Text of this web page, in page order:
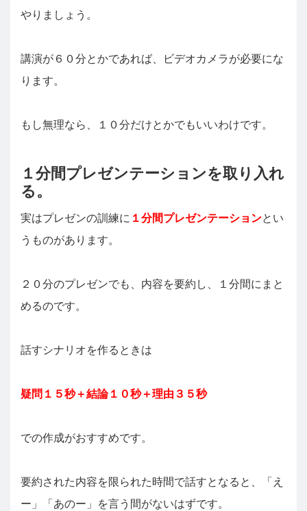
やりましょう。
講演が６０分とかであれば、ビデオカメラが必要にな
ります。
もし無理なら、１０分だけとかでもいいわけです。
１分間プレゼンテーションを取り入れ
る。
実はプレゼンの訓練に １分間プレゼンテーションとい
うものがあります。
２０分のプレゼンでも、内容を要約し、１分間にまと
めるのです。
話すシナリオを作るときは
疑問１５秒＋結論１０秒＋理由３５秒
での作成がおすすめです。
要約された内容を限られた時間で話すとなると、「え
ー」「あのー」を言う間がないはずです。